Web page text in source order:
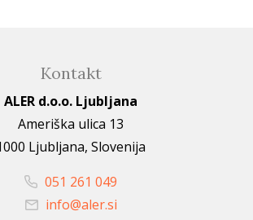
Kontakt
ALER d.o.o. Ljubljana
Ameriška ulica 13
Ljubljana, Slovenija
051 261 049
info@aler.si